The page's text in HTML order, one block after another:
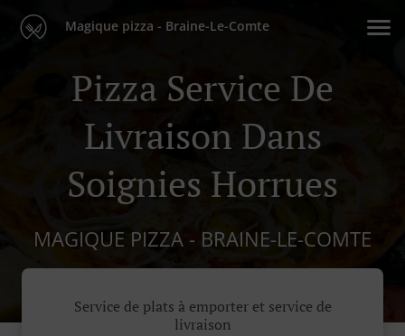
Magique pizza - Braine-Le-Comte
Pizza Service De
Livraison Dans
Soignies Horrues
MAGIQUE PIZZA - BRAINE-LE-COMTE
Service de plats à emporter et service de
livraison